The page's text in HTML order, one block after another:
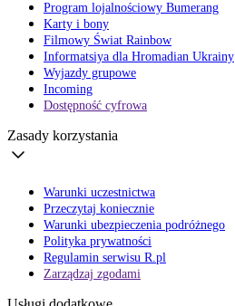
Program lojalnościowy Bumerang
Karty i bony
Filmowy Świat Rainbow
Informatsiya dla Hromadian Ukrainy
Wyjazdy grupowe
Incoming
Dostępność cyfrowa
Zasady korzystania
Warunki uczestnictwa
Przeczytaj koniecznie
Warunki ubezpieczenia podróżnego
Polityka prywatności
Regulamin serwisu R.pl
Zarządzaj zgodami